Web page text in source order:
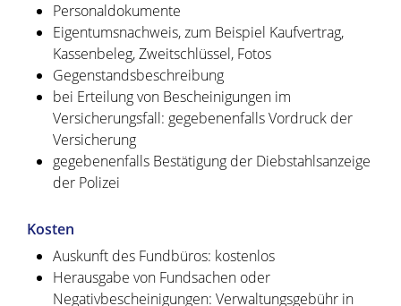
Personaldokumente
Eigentumsnachweis, zum Beispiel Kaufvertrag,
Kassenbeleg, Zweitschlüssel, Fotos
Gegenstandsbeschreibung
bei Erteilung von Bescheinigungen im
Versicherungsfall: gegebenenfalls Vordruck der
Versicherung
gegebenenfalls Bestätigung der Diebstahlsanzeige
der Polizei
Kosten
Auskunft des Fundbüros: kostenlos
Herausgabe von Fundsachen oder
Negativbescheinigungen: Verwaltungsgebühr in